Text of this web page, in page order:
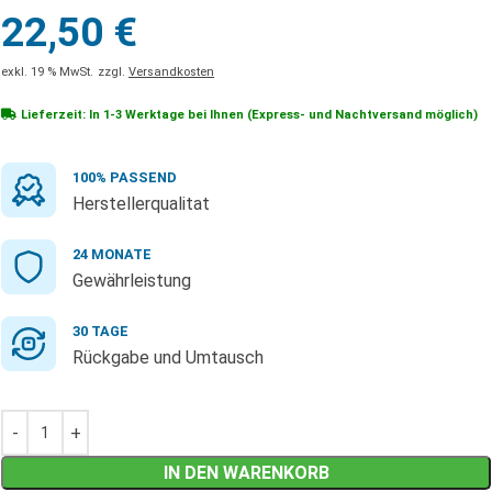
22,50 €
exkl. 19 % MwSt. zzgl. Versandkosten
Lieferzeit: In 1-3 Werktage bei Ihnen (Express- und Nachtversand möglich)
100% PASSEND
Herstellerqualitat
24 MONATE
Gewährleistung
30 TAGE
Rückgabe und Umtausch
IN DEN WARENKORB